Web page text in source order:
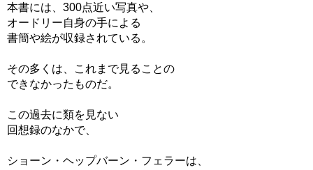
本書には、300点近い写真や、
オードリー自身の手による
書簡や絵が収録されている。
その多くは、これまで見ることの
できなかったものだ。
この過去に類を見ない
回想録のなかで、
ショーン・ヘップバーン・フェラーは、